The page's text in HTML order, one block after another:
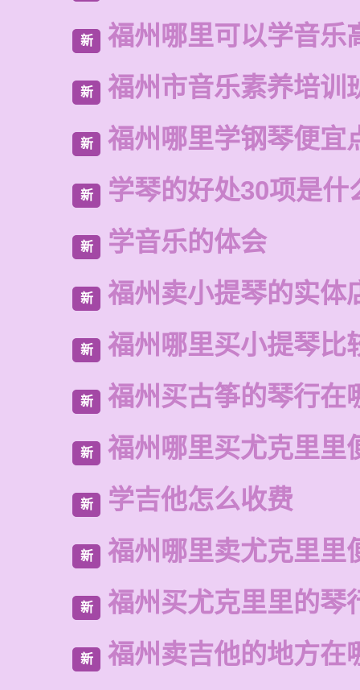
新 福州哪里可以学音乐
新 福州市音乐素养培训
新 福州哪里学钢琴便宜
新 学琴的好处30项是什
新 学音乐的体会
新 福州卖小提琴的实体
新 福州哪里买小提琴比
新 福州买古筝的琴行在
新 福州哪里买尤克里里
新 学吉他怎么收费
新 福州哪里卖尤克里里
新 福州买尤克里里的琴
新 福州卖吉他的地方在